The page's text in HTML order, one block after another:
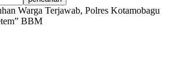
Warga Terjawab, Polres Kotamobagu
BBM